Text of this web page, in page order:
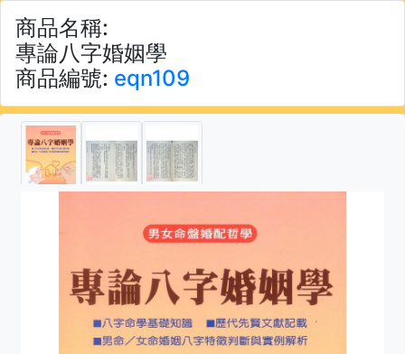
商品名稱:
專論八字婚姻學
商品編號: eqn109